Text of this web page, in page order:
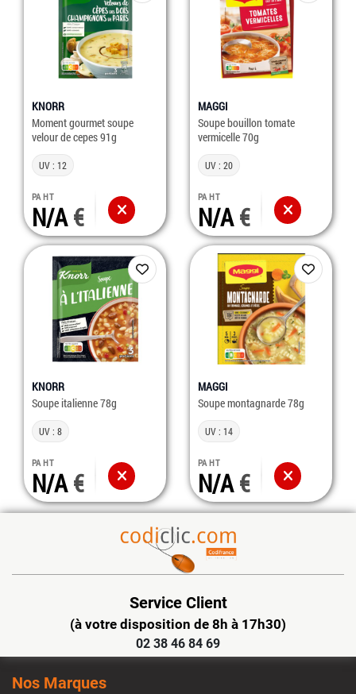
KNORR
Moment gourmet soupe
velour de cepes 91g
UV : 12
PA HT
N/A
MAGGI
Soupe bouillon tomate
vermicelle 70g
UV : 20
PA HT
N/A
KNORR
Soupe italienne 78g
UV : 8
PA HT
N/A
MAGGI
Soupe montagnarde 78g
UV : 14
PA HT
N/A
Service Client
(à votre disposition de 8h à 17h30)
02 38 46 84 69
Nos Marques